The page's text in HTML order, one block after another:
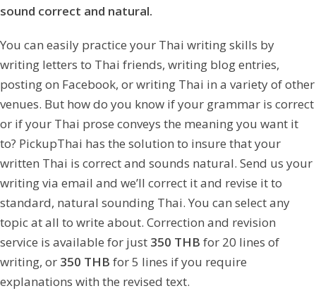
sound correct and natural.
You can easily practice your Thai writing skills by
writing letters to Thai friends, writing blog entries,
posting on Facebook, or writing Thai in a variety of other
venues. But how do you know if your grammar is correct
or if your Thai prose conveys the meaning you want it
to? PickupThai has the solution to insure that your
written Thai is correct and sounds natural. Send us your
writing via email and we’ll correct it and revise it to
standard, natural sounding Thai. You can select any
topic at all to write about. Correction and revision
service is available for just 350 THB for 20 lines of
writing, or 350 THB for 5 lines if you require
explanations with the revised text.